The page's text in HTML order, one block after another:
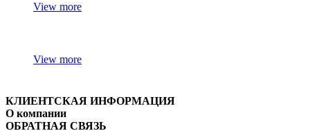
View more
View more
КЛИЕНТСКАЯ ИНФОРМАЦИЯ
О компании
ОБРАТНАЯ СВЯЗЬ